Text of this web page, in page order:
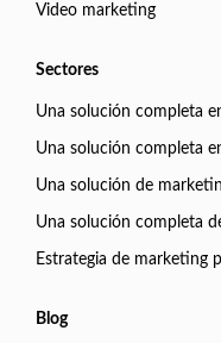
Video marketing
Sectores
Una solución completa
Una solución completa
Una solución de
Una solución completa
Estrategia de marketing
Blog